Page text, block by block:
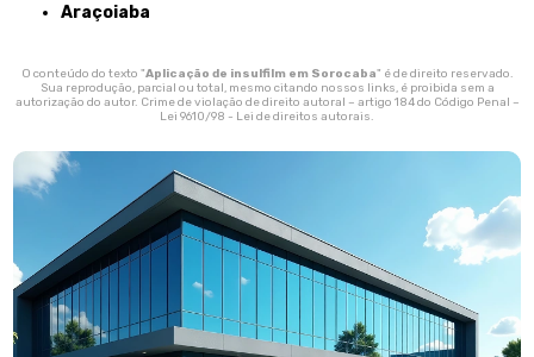
Araçoiaba
O conteúdo do texto "Aplicação de insulfilm em Sorocaba" é de direito reservado.
Sua reprodução, parcial ou total, mesmo citando nossos links, é proibida sem a
autorização do autor. Crime de violação de direito autoral – artigo 184 do Código Penal –
Lei 9610/98 - Lei de direitos autorais.